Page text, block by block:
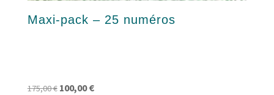
Maxi-pack – 25 numéros
175,00€ Le
100,00€Le